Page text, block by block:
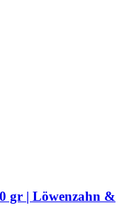
gr | Löwenzahn &